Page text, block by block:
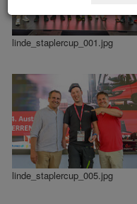
linde_staplercup_001.jpg
linde_staplercup_005.jpg